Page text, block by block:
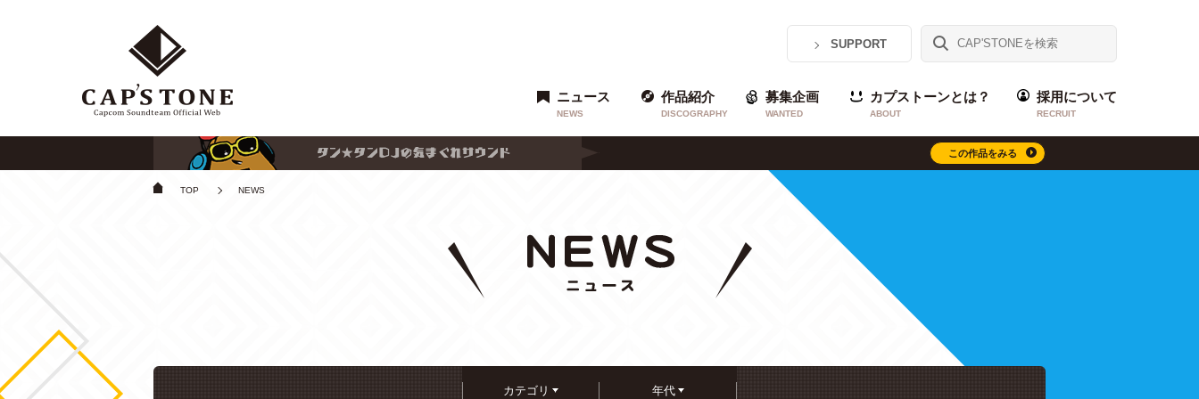
SUPPORT
ニュース
NEWS
作品紹介
DISCOGRAPHY
募集企画
WANTED
カプストーンとは？
ABOUT
採用について
RECRUIT
この作品をみる
TOP NEWS
カテゴリ 年代